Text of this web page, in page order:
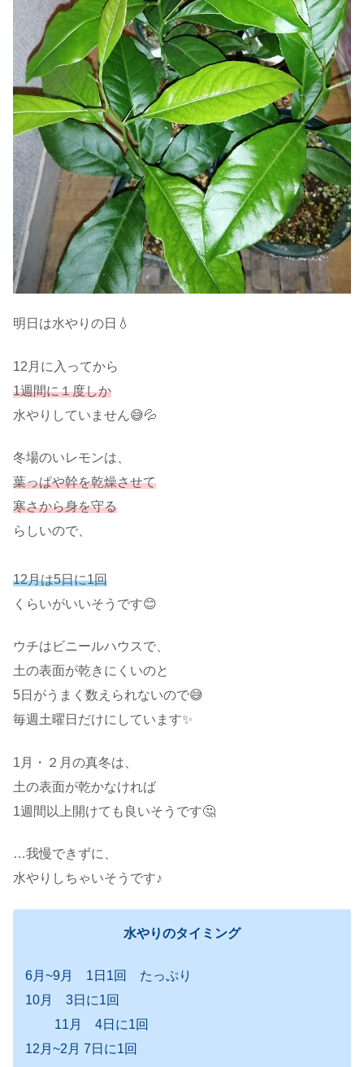
明日は水やりの日💧
12月に入ってから
1週間に１度しか
水やりしていません😅💦
冬場のいレモンは、
葉っぱや幹を乾燥させて
寒さから身を守る
らしいので、
12月は5日に1回
くらいがいいそうです😊
ウチはビニールハウスで、
土の表面が乾きにくいのと
5日がうまく数えられないので😅
毎週土曜日だけにしています✨
1月・２月の真冬は、
土の表面が乾かなければ
1週間以上開けても良いそうです🤔
…我慢できずに、
水やりしちゃいそうです♪
水やりのタイミング
6月~9月 1日1回 たっぷり
10月 3日に1回
11月 4日に1回
12月~2月 7日に1回